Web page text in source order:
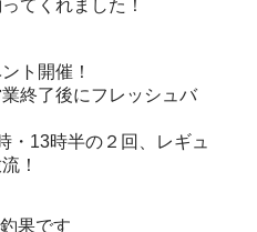
てくれました！
ト開催！
終了後にフレッシュバ
13時半の２回、レギュ
！
果です